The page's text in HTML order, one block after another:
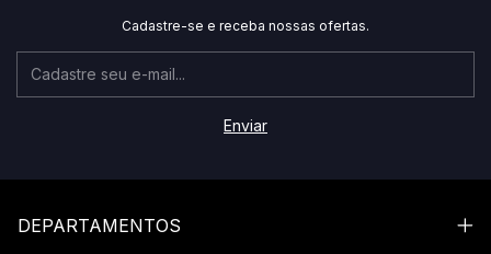
Cadastre-se e receba nossas ofertas.
DEPARTAMENTOS